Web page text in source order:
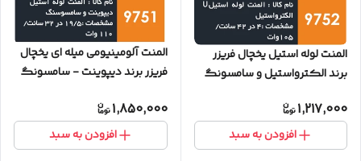
المنت لوله استیل یخچال فریزر
برند الکترواستیل و سامسونگ
1,217,000
افزودن به سبد
المنت آلومینیومی میله ای یخچال
فریزر برند دیپوینت - سامسونگ
1,850,000
افزودن به سبد